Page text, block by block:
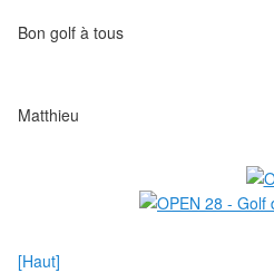
Bon golf à tous
Matthieu
[Haut]